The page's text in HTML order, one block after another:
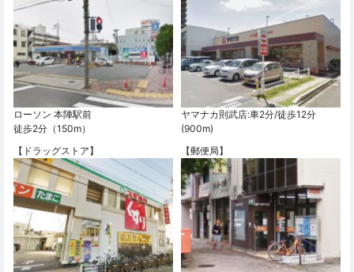
ローソン 本陣駅前
徒歩2分（150m）
ヤマナカ則武店:車2分/徒歩12分
(900m)
【ドラッグストア】
【郵便局】